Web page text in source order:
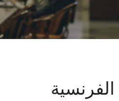
الشئون الأكاديمية
البحث العلمي
المراكز والوحداتالفرنسية